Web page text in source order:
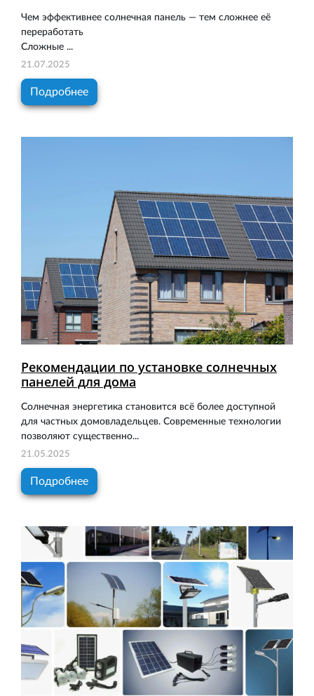
Чем эффективнее солнечная панель — тем сложнее её
переработать
Сложные ...
21.07.2025
Подробнее
Рекомендации по установке солнечных
панелей для дома
Солнечная энергетика становится всё более доступной
для частных домовладельцев. Современные технологии
позволяют существенно...
21.05.2025
Подробнее